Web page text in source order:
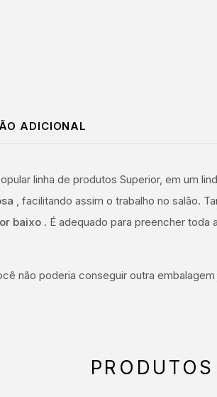
ADICIONAL
linha de produtos Superior, em um
, facilitando assim o trabalho no salão.
baixo . É adequado para preencher toda
não poderia conseguir outra